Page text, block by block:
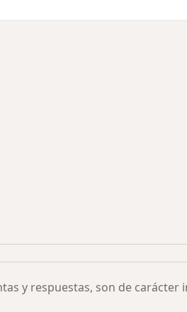
y respuestas, son de